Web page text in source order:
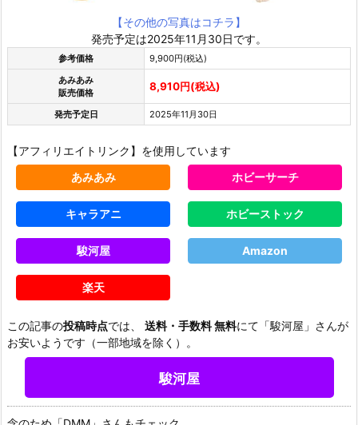
【その他の写真はコチラ】
発売予定は2025年11月30日です。
参考価格
9,900円(税込)
あみあみ
販売価格
8,910円(税込)
発売予定日 2025年11月30日
【アフィリエイトリンク】を使用しています
あみあみ
ホビーサーチ
キャラアニ ホビーストック
駿河屋 Amazon
楽天
この記事の投稿時点では、 送料・手数料 無料にて「駿河屋」さんが
お安いようです（一部地域を除く）。
駿河屋